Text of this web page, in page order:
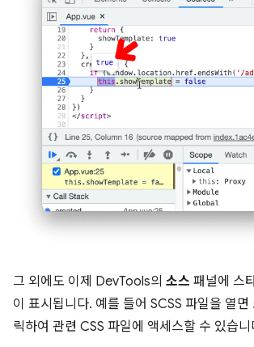
그 외에도 이제 DevTools의 소스 패널에 스
이 표시됩니다. 예를 들어 SCSS 파일을 열면
릭하여 관련 CSS 파일에 액세스할 수 있습니